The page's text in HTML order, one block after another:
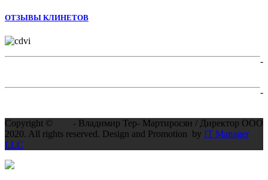
ОТЗЫВЫ КЛИНЕТОВ
-
-
- Владимир Тер- Мартиросян / Директор ООО
Copyright ©
2020. All rights reserved. Design and Promotion by IT Manager
LLC